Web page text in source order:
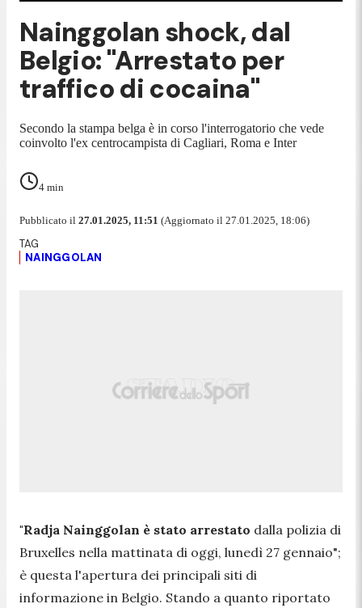
Nainggolan shock, dal
Belgio: "Arrestato per
traffico di cocaina"
Secondo la stampa belga è in corso l'interrogatorio che vede
coinvolto l'ex centrocampista di Cagliari, Roma e Inter
4 min
Pubblicato il 27.01.2025, 11:51 (Aggiornato il 27.01.2025, 18:06)
NAINGGOLAN
"Radja Nainggolan è stato arrestato dalla polizia di
Bruxelles nella mattinata di oggi, lunedì 27 gennaio";
è questa l'apertura dei principali siti di
informazione in Belgio. Stando a quanto riportato